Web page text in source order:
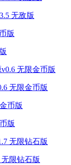
无敌版
无限金币版
版
限钻石版